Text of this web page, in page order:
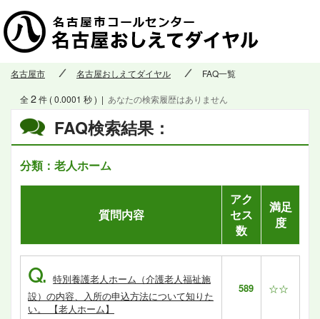
名古屋市 名古屋おしえてダイヤル FAQ一覧
FAQ検索結果：
分類：老人ホーム
全2件 ( 0.0001 秒 ) | あなたの検索履歴はありません
質問内容
アク
セス
数
満足
度
Q. 特別養護老人ホーム（介護老人福祉施
設）の内容、入所の申込方法について知りた
い。 【老人ホーム】
589 ☆☆